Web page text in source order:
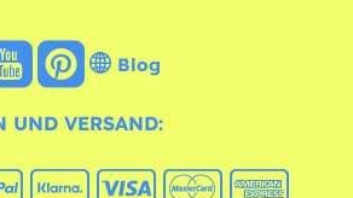
Blog
UND VERSAND: